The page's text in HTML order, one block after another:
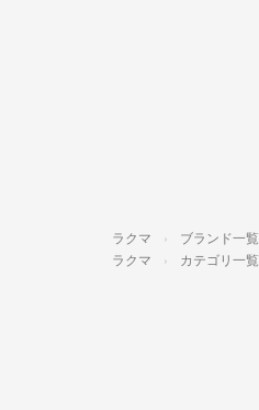
ラクマ ブランド一覧
ラクマ カテゴリ一覧